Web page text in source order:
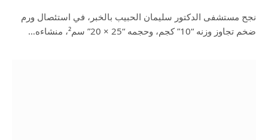
نجح مستشفى الدكتور سليمان الحبيب بالخبر، في استئصال ورم
ضخم تجاوز وزنه “10” كجم، وحجمه “25 × 20” سم²، منشاءه…